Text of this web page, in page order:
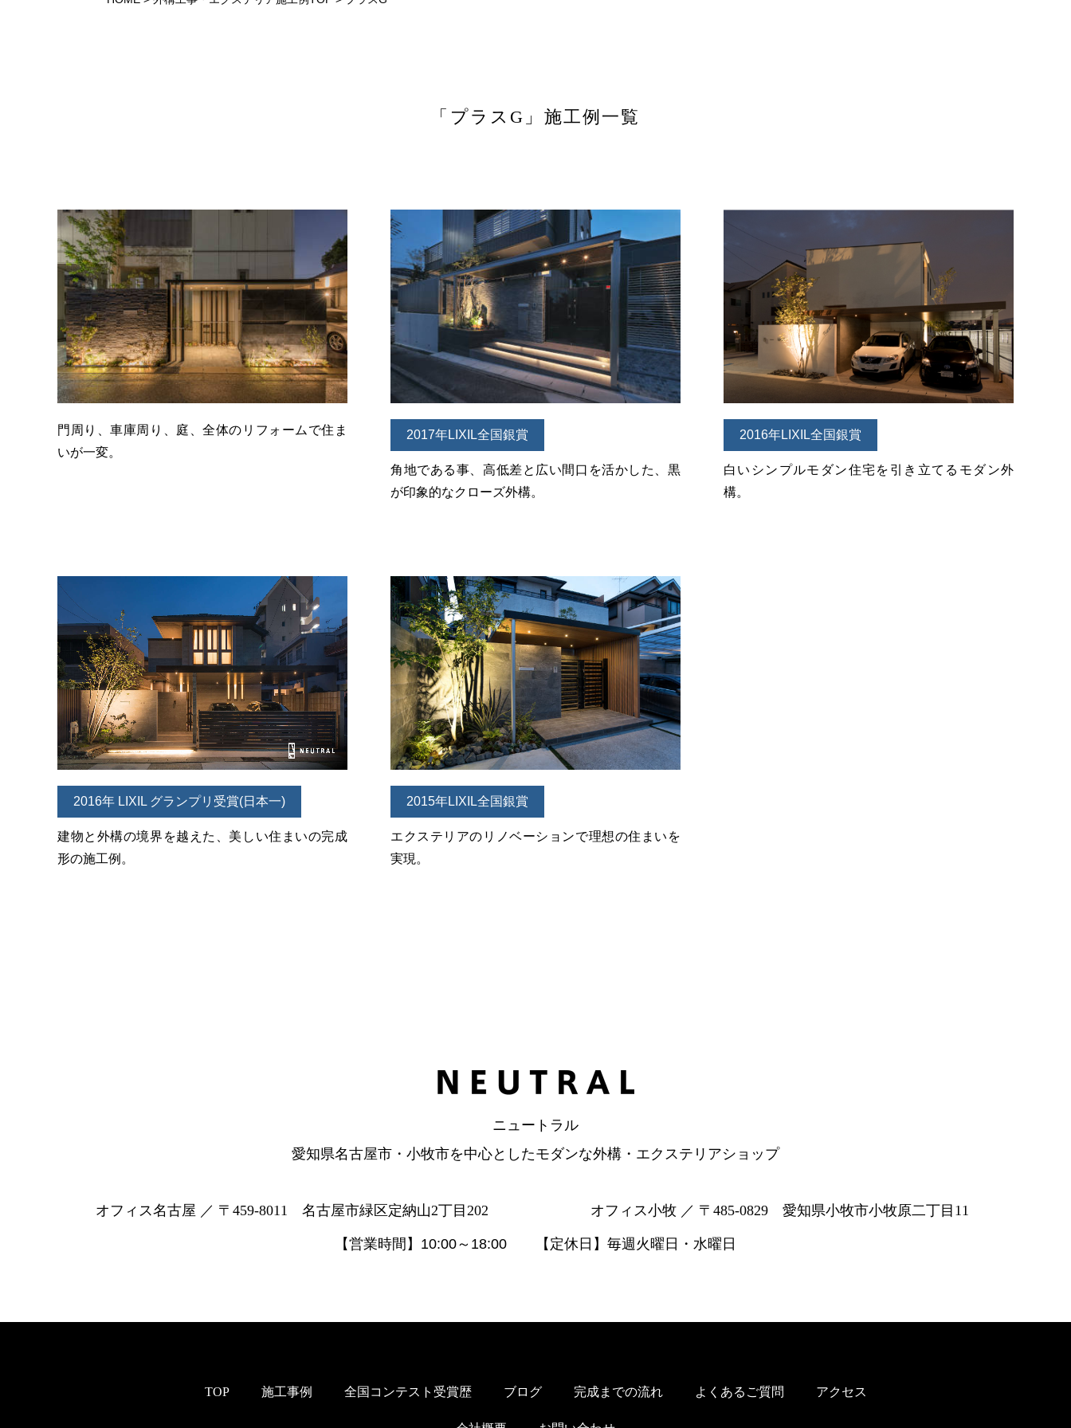
「プラスG」施工例一覧
門周り、車庫周り、庭、全体のリフォームで住ま
いが一変。
2017年LIXIL全国銀賞
角地である事、高低差と広い間口を活かした、黒
が印象的なクローズ外構。
2016年LIXIL全国銀賞
白いシンプルモダン住宅を引き立てるモダン外
構。
2016年 LIXIL グランプリ受賞(日本一)
建物と外構の境界を越えた、美しい住まいの完成
形の施工例。
2015年LIXIL全国銀賞
エクステリアのリノベーションで理想の住まいを
実現。
ニュートラル
愛知県名古屋市・小牧市を中心としたモダンな外構・エクステリアショップ
オフィス名古屋 ／ 〒459-8011 名古屋市緑区定納山2丁目202 オフィス小牧 ／ 〒485-0829 愛知県小牧市小牧原二丁目11
【営業時間】10:00～18:00 【定休日】毎週火曜日・水曜日
TOP 施工事例 全国コンテスト受賞歴 ブログ 完成までの流れ よくあるご質問 アクセス